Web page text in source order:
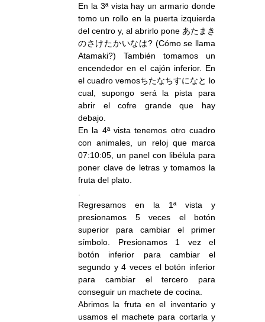
En la 3ª vista hay un armario donde
tomo un rollo en la puerta izquierda
del centro y, al abrirlo pone あたまき
のさけたかいなは? (Cómo se llama
Atamaki?) También tomamos un
encendedor en el cajón inferior. En
el cuadro vemosちたなちすになと lo
cual, supongo será la pista para
abrir el cofre grande que hay
debajo.
En la 4ª vista tenemos otro cuadro
con animales, un reloj que marca
07:10:05, un panel con libélula para
poner clave de letras y tomamos la
fruta del plato.
Regresamos en la 1ª vista y
presionamos 5 veces el botón
superior para cambiar el primer
símbolo. Presionamos 1 vez el
botón inferior para cambiar el
segundo y 4 veces el botón inferior
para cambiar el tercero para
conseguir un machete de cocina.
Abrimos la fruta en el inventario y
usamos el machete para cortarla y